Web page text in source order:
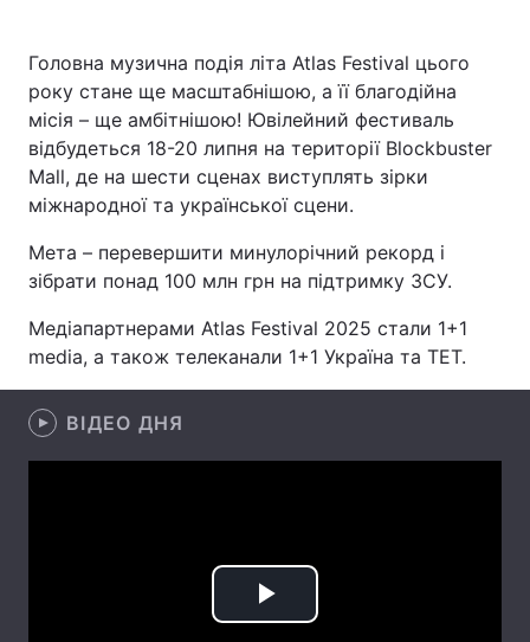
Головна Війна
Економіка Світ
Спорт Наука
Техно і зв'язок Лайт
Зброя
Головна музична подія літа Atlas Festival цього
року стане ще масштабнішою, а її благодійна
місія – ще амбітнішою! Ювілейний фестиваль
відбудеться 18-20 липня на території Blockbuster
Mall, де на шести сценах виступлять зірки
міжнародної та української сцени.
Мета – перевершити минулорічний рекорд і
зібрати понад 100 млн грн на підтримку ЗСУ.
Медіапартнерами Atlas Festival 2025 стали 1+1
media, а також телеканали 1+1 Україна та ТЕТ.
ВІДЕО ДНЯ
Play